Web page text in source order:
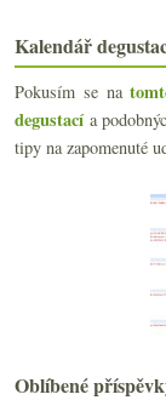
Škatulata v
Milerka a
4x italské
►června(20)
►května(21)
►2015(251)
Kalendář
Pokusím se na
degustacía
tipy na zapomenuté
Oblíbené